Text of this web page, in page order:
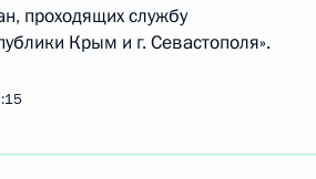
проходящих службу
Крым и г. Севастополя».